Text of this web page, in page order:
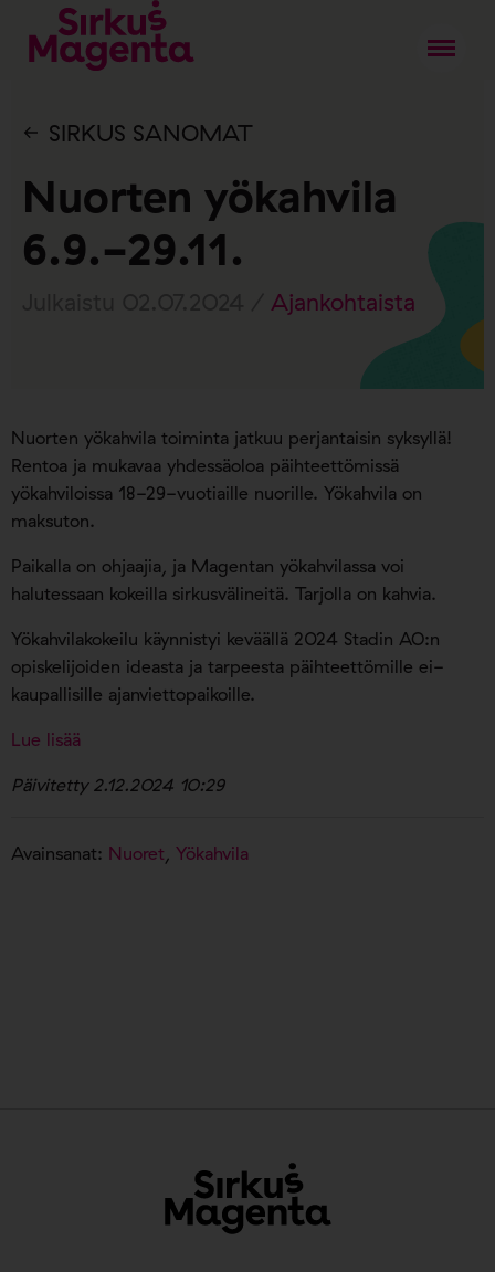
SIRKUS SANOMAT
Nuorten yökahvila
6.9.-29.11.
Ajankohtaista
Nuorten yökahvila toiminta jatkuu perjantaisin syksyllä!
Rentoa ja mukavaa yhdessäoloa päihteettömissä
yökahviloissa 18-29-vuotiaille nuorille. Yökahvila on
maksuton.
Paikalla on ohjaajia, ja Magentan yökahvilassa voi
halutessaan kokeilla sirkusvälineitä. Tarjolla on kahvia.
Yökahvilakokeilu käynnistyi keväällä 2024 Stadin AO:n
opiskelijoiden ideasta ja tarpeesta päihteettömille ei-
kaupallisille ajanviettopaikoille.
Lue lisää
Päivitetty 2.12.2024 10:29
Avainsanat: Nuoret, Yökahvila